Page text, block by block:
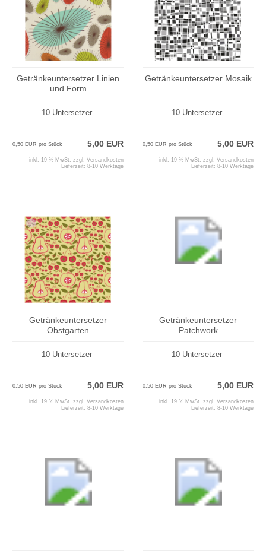
Getränkeuntersetzer Linien
und Form
10 Untersetzer
5,00 EUR
0,50 EUR pro Stück
inkl. 19 % MwSt. zzgl. Versandkosten
Lieferzeit: 8-10 Werktage
Getränkeuntersetzer Mosaik
10 Untersetzer
5,00 EUR
0,50 EUR pro Stück
inkl. 19 % MwSt. zzgl. Versandkosten
Lieferzeit: 8-10 Werktage
Getränkeuntersetzer
Obstgarten
10 Untersetzer
5,00 EUR
0,50 EUR pro Stück
inkl. 19 % MwSt. zzgl. Versandkosten
Lieferzeit: 8-10 Werktage
Getränkeuntersetzer
Patchwork
10 Untersetzer
5,00 EUR
0,50 EUR pro Stück
inkl. 19 % MwSt. zzgl. Versandkosten
Lieferzeit: 8-10 Werktage